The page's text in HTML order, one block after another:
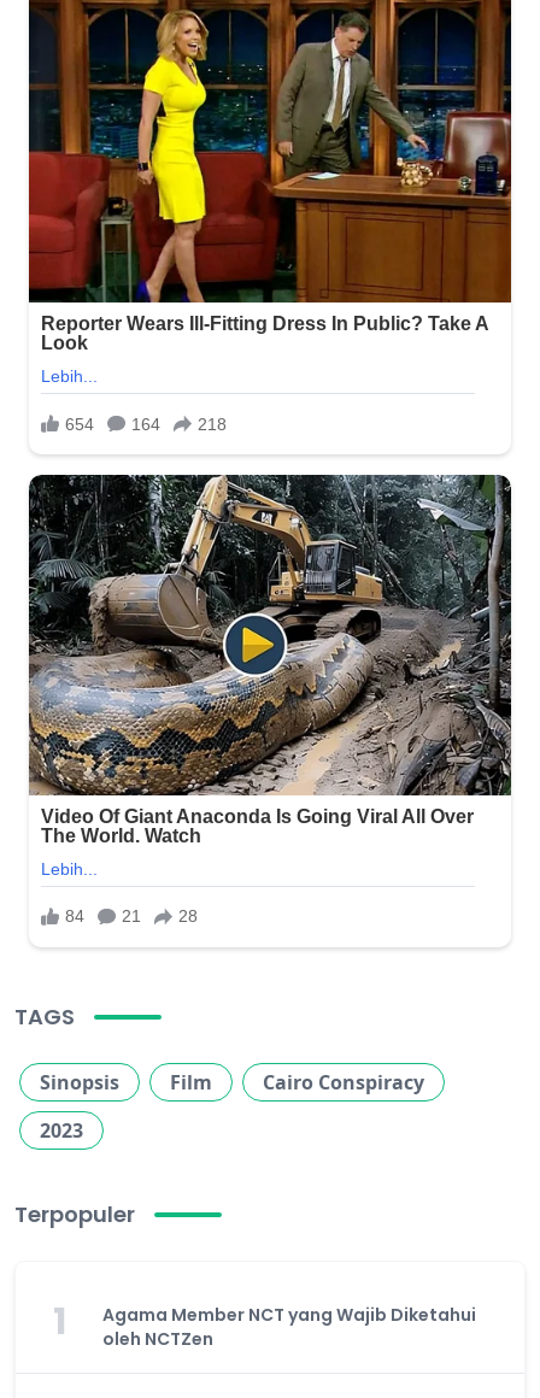
TAGS
Sinopsis Film
Cairo Conspiracy
2023
Terpopuler
1
Agama Member NCT yang Wajib Diketahui
oleh NCTZen